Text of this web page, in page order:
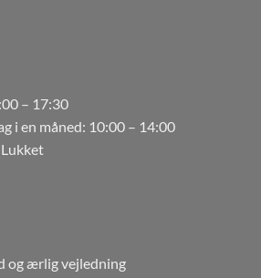
– 17:30
i en måned: 10:00 – 14:00
og ærlig vejledning